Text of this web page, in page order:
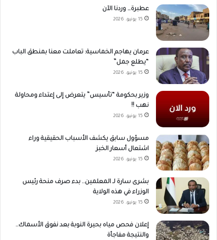
عطبرة… وردنا الآن
15 يونيو، 2026
عرمان يهاجم الخماسية: تعاملت معنا بمنطق الباب
“يطلع جمل”
15 يونيو، 2026
وزير بحكومة “تأسيس” يتعرض إلى إعتداء ومحاولة
نهب !!
15 يونيو، 2026
مسؤول سابق يكشف الأسباب الحقيقية وراء
اشتعال أسعار الخبز
15 يونيو، 2026
بشرى سارة لـ المعلمين.. بدء صرف منحة رئيس
الوزراء في هذه الولاية
15 يونيو، 2026
إعلان فحص مياه بحيرة النوبة بعد نفوق الأسماك..
والنتيجة مفاجأة